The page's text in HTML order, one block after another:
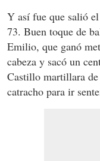
Y así fue que salió
73. Buen toque de
Emilio, que ganó
cabeza y sacó un
Castillo martillara
catracho para ir